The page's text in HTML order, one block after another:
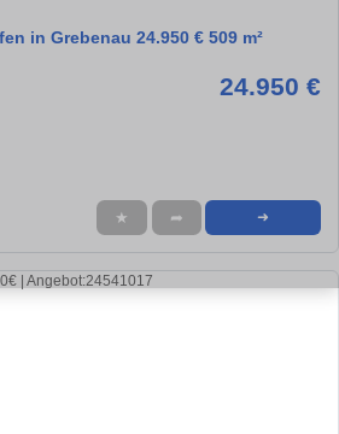
in Grebenau 24.950 € 509 m²
24.950 €
★ ➦ ➜